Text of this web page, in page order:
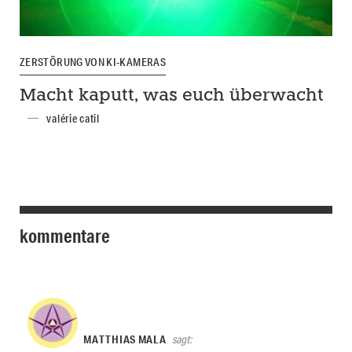
ZERSTÖRUNG VON KI-KAMERAS
Macht kaputt, was euch überwacht
valérie catil
kommentare
MATTHIAS MALA sagt: